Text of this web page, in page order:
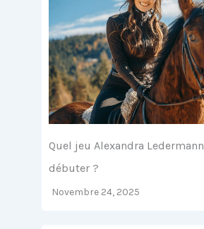
Quel jeu Alexandra
débuter ?
Novembre 24, 2025